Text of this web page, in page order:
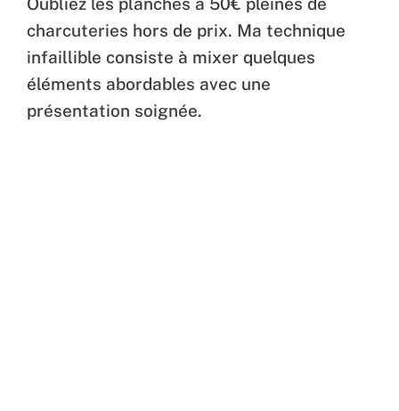
charcuteries hors de prix. Ma technique
infaillible consiste à mixer quelques
éléments abordables avec une
présentation soignée.